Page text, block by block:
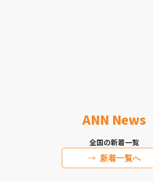
ANN News
全国の新着一覧
新着一覧へ